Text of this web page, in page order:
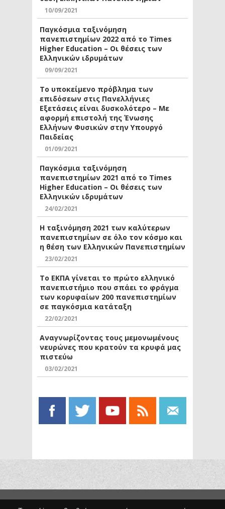
10/09/2021
Παγκόσμια ταξινόμηση
πανεπιστημίων 2022 από το Times
Higher Education – Οι θέσεις των
Ελληνικών ιδρυμάτων
09/09/2021
Το υποκείμενο πρόβλημα των
επιδόσεων στις Πανελλήνιες
Εξετάσεις είναι δυσκολότερο – Με
αφορμή επιστολή της Ένωσης
Ελλήνων Φυσικών στην Υπουργό
Παιδείας
01/09/2021
Παγκόσμια ταξινόμηση
πανεπιστημίων 2021 από το Times
Higher Education – Οι θέσεις των
Ελληνικών ιδρυμάτων
24/02/2021
Η ταξινόμηση 2021 των καλύτερων
πανεπιστημίων σε όλο τον κόσμο και
η θέση των Ελληνικών Πανεπιστημίων
23/02/2021
Το ΕΚΠΑ γίνεται το πρώτο ελληνικό
πανεπιστήμιο που σπάει το φράγμα
των κορυφαίων 200 πανεπιστημίων
σε παγκόσμια κατάταξη
22/02/2021
Αναγνωρίζοντας τους μεμονωμένους
νευρώνες που κρατούν τα κρυφά μας
πιστεύω
03/02/2021